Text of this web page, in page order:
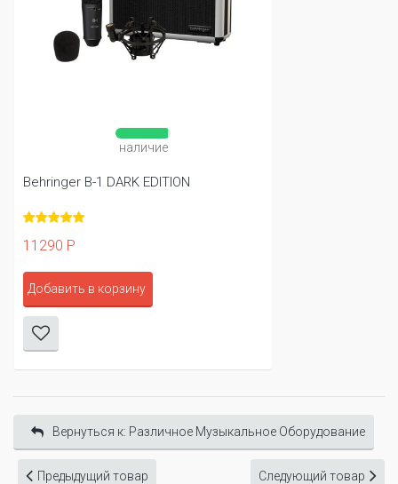
наличие
Behringer B-1 DARK EDITION
11290 Р
Добавить в корзину
Вернуться к: Различное Музыкальное Оборудование
Предыдущий товар Следующий товар